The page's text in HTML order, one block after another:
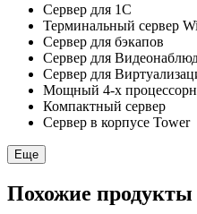
Сервер для 1С
Терминальный сервер
Сервер для бэкапов
Сервер для
Сервер для
Мощный 4-х
Компактный сервер
Сервер в корпусе Tower
Еще
Похожие продукты